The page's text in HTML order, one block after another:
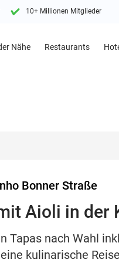
10+ Millionen Mitglieder
Nähe Restaurants
Bonner Straße
Aioli in der
nach Wahl
kulinarische